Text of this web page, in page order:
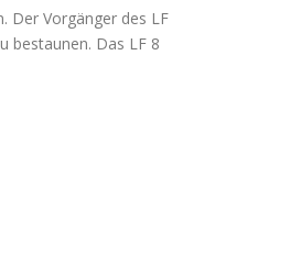
Der Vorgänger des LF
bestaunen. Das LF 8